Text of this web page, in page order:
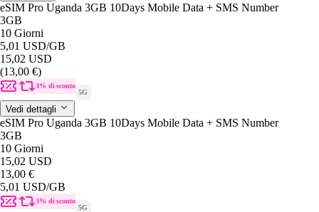
eSIM Pro Uganda 3GB 10Days Mobile Data + SMS Number
3GB
10 Giorni
5,01 USD/GB
15,02 USD
(13,00 €)
3% di sconto
5G
Vedi dettagli
eSIM Pro Uganda 3GB 10Days Mobile Data + SMS Number
3GB
10 Giorni
15,02 USD
13,00 €
5,01 USD/GB
3% di sconto
5G